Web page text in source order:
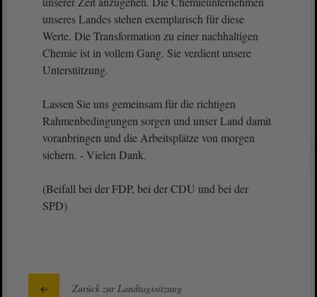
unseres Landes stehen exemplarisch für diese
Werte. Die Transformation zu einer nachhaltigen
Chemie ist in vollem Gang. Sie verdient unsere
Unterstützung.
Lassen Sie uns gemeinsam für die richtigen
Rahmenbedingungen sorgen und unser Land damit
voranbringen und die Arbeitsplätze von morgen
sichern. - Vielen Dank.
(Beifall bei der FDP, bei der CDU und bei der
SPD)
Zurück zur Landtagssitzung